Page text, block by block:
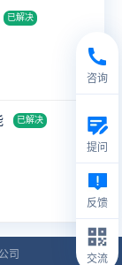
已解决
已解决
司
咨询
提问
反馈
交流